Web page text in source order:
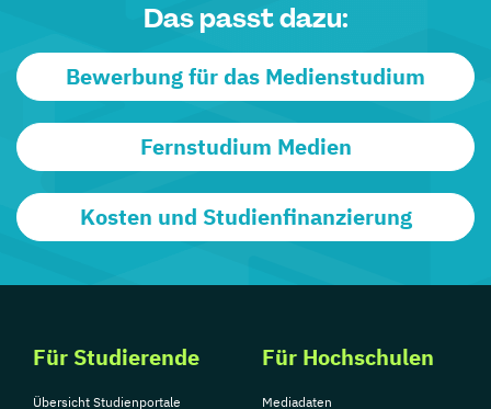
Das passt dazu:
Bewerbung für das Medienstudium
Fernstudium Medien
Kosten und Studienfinanzierung
Für Studierende
Übersicht Studienportale
Für Hochschulen
Mediadaten